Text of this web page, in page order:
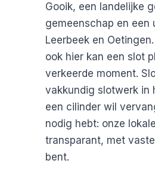
Gooik, een landelijke
gemeenschap en een
Leerbeek en
ook hier kan een slot
verkeerde moment.
vakkundig slotwerk in
een cilinder wil
nodig hebt: onze
transparant, met
bent.